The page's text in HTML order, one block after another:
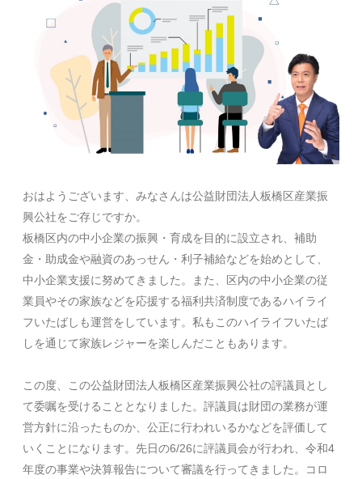
おはようございます、みなさんは公益財団法人板橋区産業振
興公社をご存じですか。
板橋区内の中小企業の振興・育成を目的に設立され、補助
金・助成金や融資のあっせん・利子補給などを始めとして、
中小企業支援に努めてきました。また、区内の中小企業の従
業員やその家族などを応援する福利共済制度であるハイライ
フいたばしも運営をしています。私もこのハイライフいたば
しを通じて家族レジャーを楽しんだこともあります。
この度、この公益財団法人板橋区産業振興公社の評議員とし
て委嘱を受けることとなりました。評議員は財団の業務が運
営方針に沿ったものか、公正に行われいるかなどを評価して
いくことになります。先日の6/26に評議員会が行われ、令和4
年度の事業や決算報告について審議を行ってきました。コロ